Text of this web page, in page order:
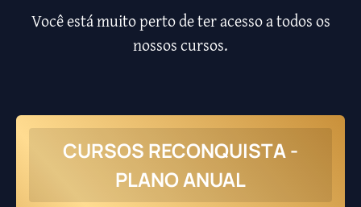
Você está muito perto de ter acesso a todos os
nossos cursos.
CURSOS RECONQUISTA -
PLANO ANUAL